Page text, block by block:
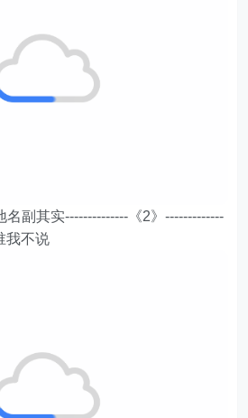
副其实--------------《2》-------------
我不说